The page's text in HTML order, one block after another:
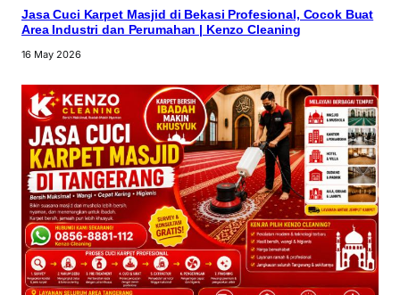
Jasa Cuci Karpet Masjid di Bekasi Profesional, Cocok Buat
Area Industri dan Perumahan | Kenzo Cleaning
16 May 2026